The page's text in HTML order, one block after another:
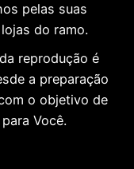
pelas suas
do ramo.
reprodução é
a preparação
o objetivo de
Você.